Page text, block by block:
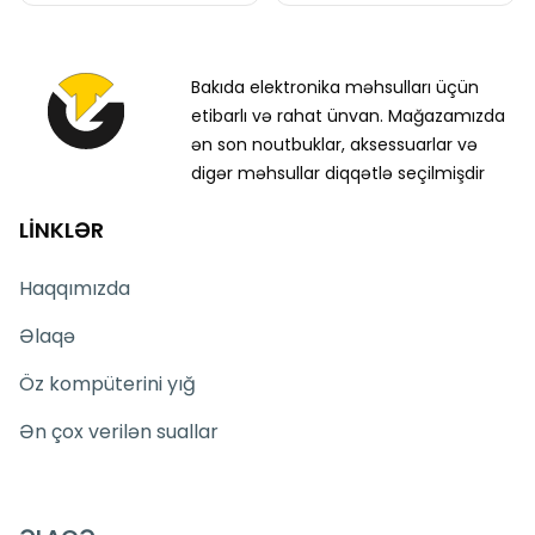
Bakıda elektronika məhsulları üçün
etibarlı və rahat ünvan. Mağazamızda
ən son noutbuklar, aksessuarlar və
digər məhsullar diqqətlə seçilmişdir
LİNKLƏR
Haqqımızda
Əlaqə
Öz kompüterini yığ
Ən çox verilən suallar